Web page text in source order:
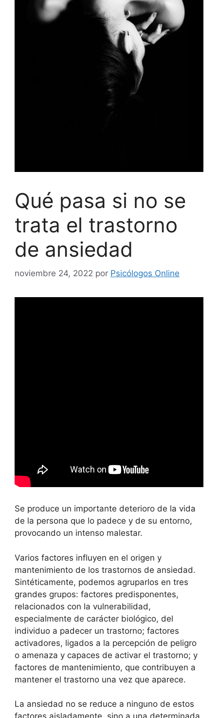
Qué pasa si no se
trata el trastorno
de ansiedad
noviembre 24, 2022 por Psicólogos Online
Se produce un importante deterioro de la vida
de la persona que lo padece y de su entorno,
provocando un intenso malestar.
Varios factores influyen en el origen y
mantenimiento de los trastornos de ansiedad.
Sintéticamente, podemos agruparlos en tres
grandes grupos: factores predisponentes,
relacionados con la vulnerabilidad,
especialmente de carácter biológico, del
individuo a padecer un trastorno; factores
activadores, ligados a la percepción de peligro
o amenaza y capaces de activar el trastorno; y
factores de mantenimiento, que contribuyen a
mantener el trastorno una vez que aparece.
La ansiedad no se reduce a ninguno de estos